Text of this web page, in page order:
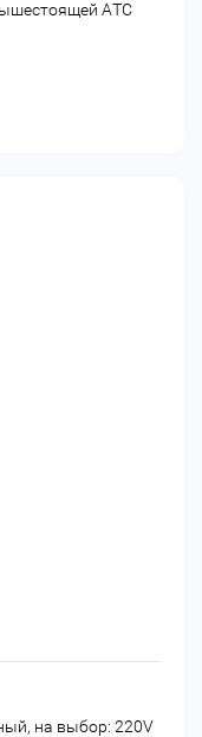
АТС
на выбор: 220V